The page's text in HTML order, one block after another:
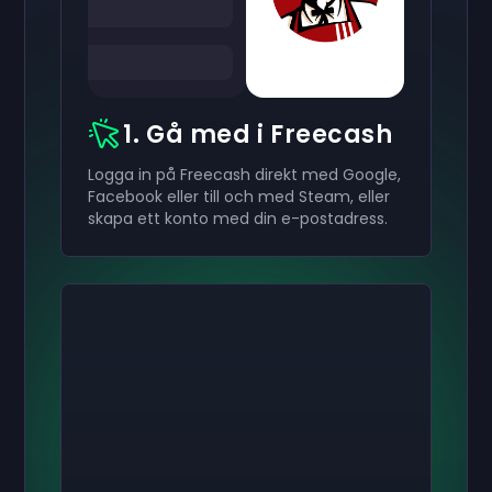
1. Gå med i Freecash
Logga in på Freecash direkt med Google,
Facebook eller till och med Steam, eller
skapa ett konto med din e-postadress.